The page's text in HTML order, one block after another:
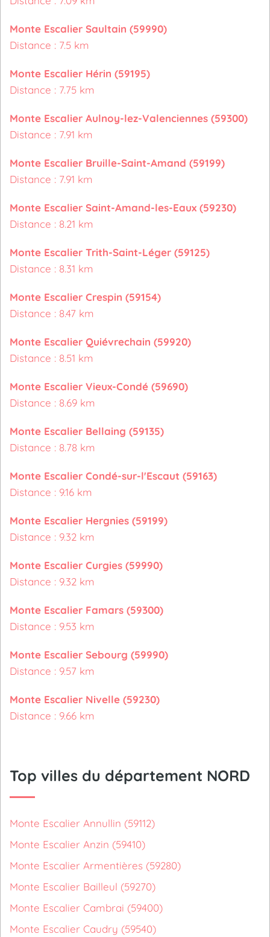
Monte Escalier Saultain (59990)
Distance : 7.5 km
Monte Escalier Hérin (59195)
Distance : 7.75 km
Monte Escalier Aulnoy-lez-Valenciennes (59300)
Distance : 7.91 km
Monte Escalier Bruille-Saint-Amand (59199)
Distance : 7.91 km
Monte Escalier Saint-Amand-les-Eaux (59230)
Distance : 8.21 km
Monte Escalier Trith-Saint-Léger (59125)
Distance : 8.31 km
Monte Escalier Crespin (59154)
Distance : 8.47 km
Monte Escalier Quiévrechain (59920)
Distance : 8.51 km
Monte Escalier Vieux-Condé (59690)
Distance : 8.69 km
Monte Escalier Bellaing (59135)
Distance : 8.78 km
Monte Escalier Condé-sur-l'Escaut (59163)
Distance : 9.16 km
Monte Escalier Hergnies (59199)
Distance : 9.32 km
Monte Escalier Curgies (59990)
Distance : 9.32 km
Monte Escalier Famars (59300)
Distance : 9.53 km
Monte Escalier Sebourg (59990)
Distance : 9.57 km
Monte Escalier Nivelle (59230)
Distance : 9.66 km
Top villes du département NORD
Monte Escalier Annullin (59112)
Monte Escalier Anzin (59410)
Monte Escalier Armentières (59280)
Monte Escalier Bailleul (59270)
Monte Escalier Cambrai (59400)
Monte Escalier Caudry (59540)